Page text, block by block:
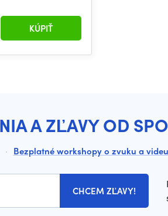
KÚPIŤ
A ZĽAVY OD
· Bezplatné workshopy o zvuku a videu
CHCEM ZĽAVY!